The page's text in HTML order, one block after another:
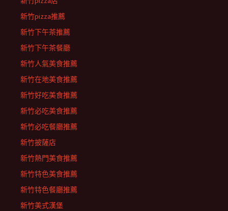
新竹pizza推薦
新竹下午茶推薦
新竹下午茶餐廳
新竹人氣美食推薦
新竹在地美食推薦
新竹好吃美食推薦
新竹必吃美食推薦
新竹必吃餐廳推薦
新竹披薩店
新竹熱門美食推薦
新竹特色美食推薦
新竹特色餐廳推薦
新竹美式漢堡